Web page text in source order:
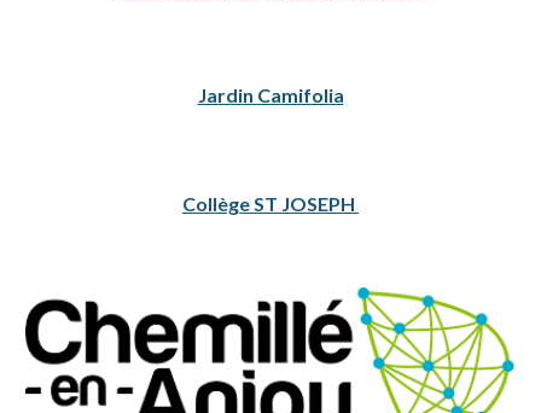
Jardin Camifolia
Collège ST JOSEPH